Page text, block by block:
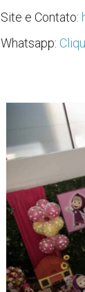
Site e Contato:
Whatsapp: